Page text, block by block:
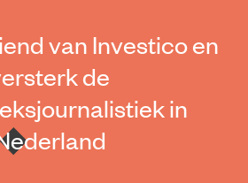
van Investico en
de
in